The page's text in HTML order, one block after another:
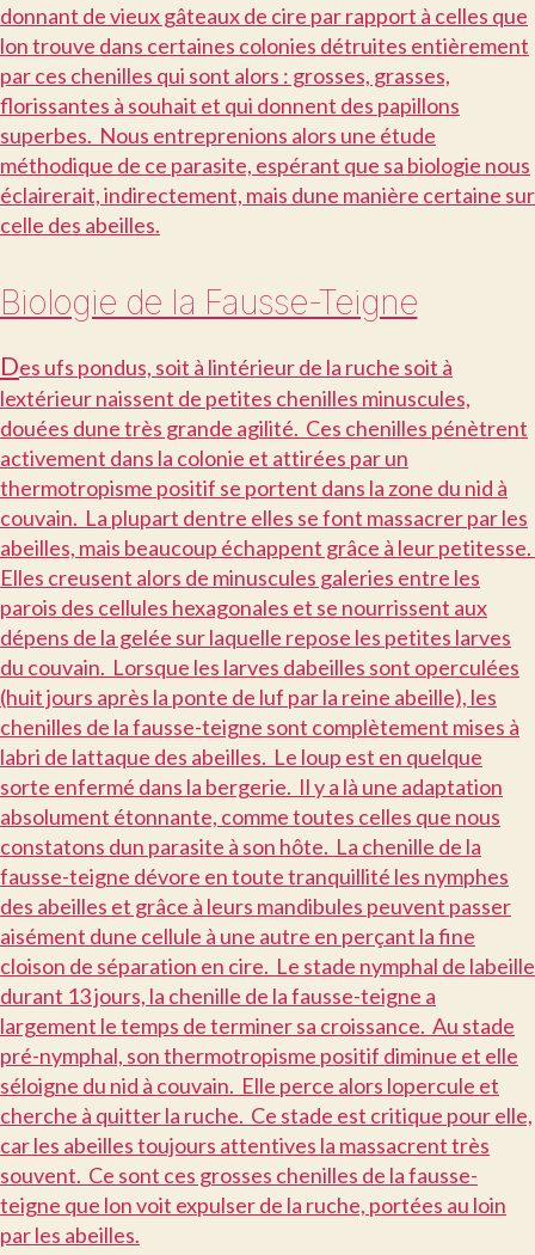
donnant de vieux gâteaux de cire par rapport à celles que
lon trouve dans certaines colonies détruites entièrement
par ces chenilles qui sont alors : grosses, grasses,
florissantes à souhait et qui donnent des papillons
superbes. Nous entreprenions alors une étude
méthodique de ce parasite, espérant que sa biologie nous
éclairerait, indirectement, mais dune manière certaine sur
celle des abeilles.
Biologie de la Fausse-Teigne
Des ufs pondus, soit à lintérieur de la ruche soit à
lextérieur naissent de petites chenilles minuscules,
douées dune très grande agilité. Ces chenilles pénètrent
activement dans la colonie et attirées par un
thermotropisme positif se portent dans la zone du nid à
couvain. La plupart dentre elles se font massacrer par les
abeilles, mais beaucoup échappent grâce à leur petitesse.
Elles creusent alors de minuscules galeries entre les
parois des cellules hexagonales et se nourrissent aux
dépens de la gelée sur laquelle repose les petites larves
du couvain. Lorsque les larves dabeilles sont operculées
(huit jours après la ponte de luf par la reine abeille), les
chenilles de la fausse-teigne sont complètement mises à
labri de lattaque des abeilles. Le loup est en quelque
sorte enfermé dans la bergerie. Il y a là une adaptation
absolument étonnante, comme toutes celles que nous
constatons dun parasite à son hôte. La chenille de la
fausse-teigne dévore en toute tranquillité les nymphes
des abeilles et grâce à leurs mandibules peuvent passer
aisément dune cellule à une autre en perçant la fine
cloison de séparation en cire. Le stade nymphal de labeille
durant 13 jours, la chenille de la fausse-teigne a
largement le temps de terminer sa croissance. Au stade
pré-nymphal, son thermotropisme positif diminue et elle
séloigne du nid à couvain. Elle perce alors lopercule et
cherche à quitter la ruche. Ce stade est critique pour elle,
car les abeilles toujours attentives la massacrent très
souvent. Ce sont ces grosses chenilles de la fausse-
teigne que lon voit expulser de la ruche, portées au loin
par les abeilles.